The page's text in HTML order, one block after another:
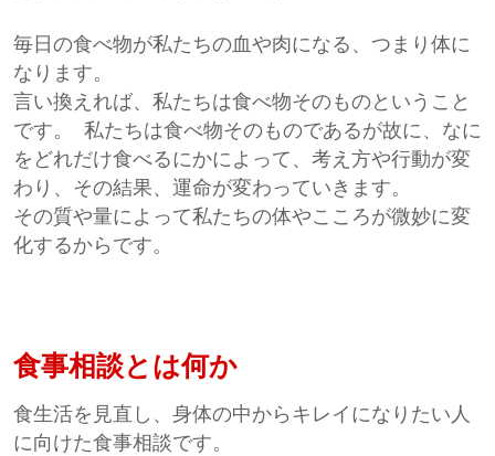
毎日の食べ物が私たちの血や肉になる、つまり体に
なります。
言い換えれば、私たちは食べ物そのものということ
です。 私たちは食べ物そのものであるが故に、なに
をどれだけ食べるにかによって、考え方や行動が変
わり、その結果、運命が変わっていきます。
その質や量によって私たちの体やこころが微妙に変
化するからです。
食事相談とは何か
食生活を見直し、身体の中からキレイになりたい人
に向けた食事相談です。